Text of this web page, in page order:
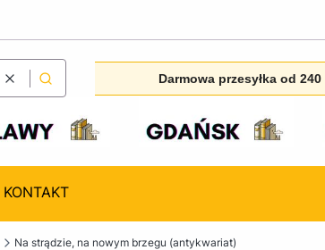
WyczyśćSzukaj Darmowa przesyłka od 240
KONTAKT
Na strądzie, na nowym brzegu (antykwariat)